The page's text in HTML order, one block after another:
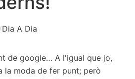
/Dia A Dia
de google… A l'igual que jo,
la moda de fer punt; però